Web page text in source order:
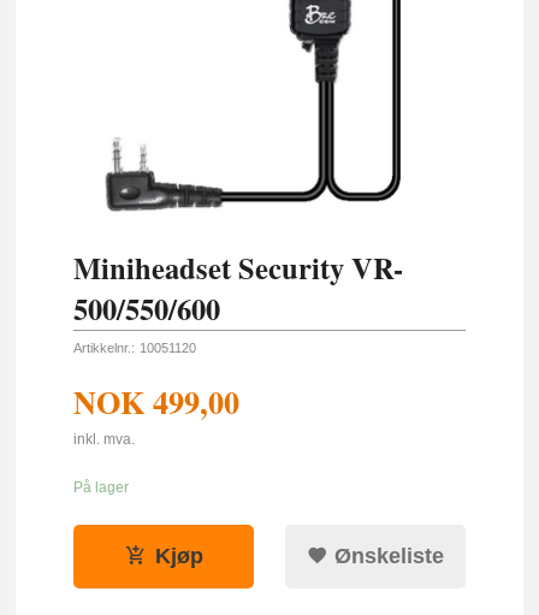
Miniheadset Security VR-
500/550/600
Artikkelnr.: 10051120
NOK499,00
inkl. mva.
På lager
Kjøp Ønskeliste